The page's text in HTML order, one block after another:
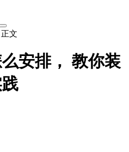
文
安排， 教你装